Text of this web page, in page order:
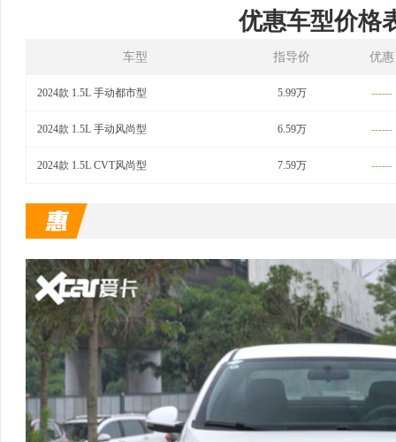
优惠车型价格
车型 指导价 优惠
2024款 1.5L 手动都市型 5.99万 ------
2024款 1.5L 手动风尚型 6.59万 ------
2024款 1.5L CVT风尚型 7.59万 ------